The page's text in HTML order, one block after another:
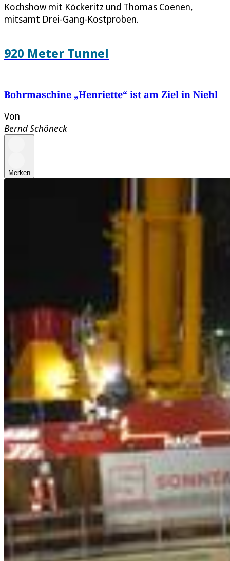
Kochshow mit Köckeritz und Thomas Coenen,
mitsamt Drei-Gang-Kostproben.
920 Meter Tunnel
Bohrmaschine „Henriette“ ist am Ziel in Niehl
Von
Bernd Schöneck
Merken